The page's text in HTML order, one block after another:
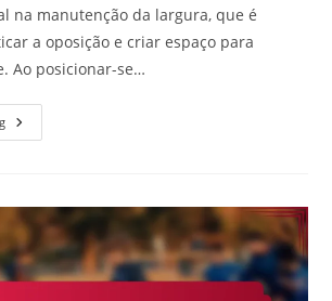
na manutenção da largura, que é
a oposição e criar espaço para
Ao posicionar-se…
Extremo
Médio
2:
Manutenção
Da
Largura,
Cruzamentos,
Acompanhamento